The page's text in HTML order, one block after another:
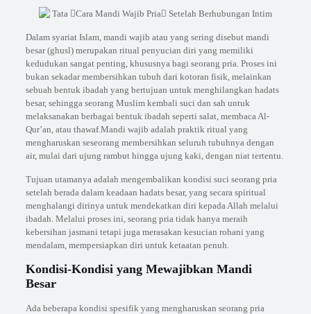
Dalam syariat Islam, mandi wajib atau yang sering disebut mandi
besar (ghusl) merupakan ritual penyucian diri yang memiliki
kedudukan sangat penting, khususnya bagi seorang pria. Proses ini
bukan sekadar membersihkan tubuh dari kotoran fisik, melainkan
sebuah bentuk ibadah yang bertujuan untuk menghilangkan hadats
besar, sehingga seorang Muslim kembali suci dan sah untuk
melaksanakan berbagai bentuk ibadah seperti salat, membaca Al-
Qur’an, atau thawaf.Mandi wajib adalah praktik ritual yang
mengharuskan seseorang membersihkan seluruh tubuhnya dengan
air, mulai dari ujung rambut hingga ujung kaki, dengan niat tertentu.
Tujuan utamanya adalah mengembalikan kondisi suci seorang pria
setelah berada dalam keadaan hadats besar, yang secara spiritual
menghalangi dirinya untuk mendekatkan diri kepada Allah melalui
ibadah. Melalui proses ini, seorang pria tidak hanya meraih
kebersihan jasmani tetapi juga merasakan kesucian rohani yang
mendalam, mempersiapkan diri untuk ketaatan penuh.
Kondisi-Kondisi yang Mewajibkan Mandi
Besar
Ada beberapa kondisi spesifik yang mengharuskan seorang pria